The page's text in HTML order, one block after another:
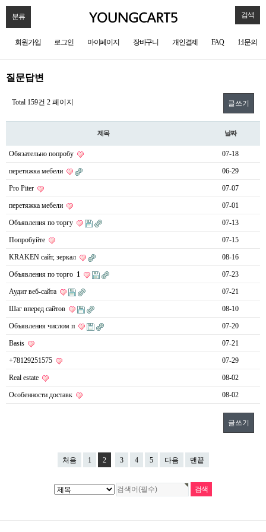
분류 검색
회원가입 로그인 마이페이지 장바구니 개인결제 FAQ 1:1문의
질문답변
Total 159건 2 페이지 글쓰기
제목 날짜
Обязательно попробу 07-18
перетяжка мебели 06-29
Pro Piter 07-07
перетяжка мебели 07-01
Объявления по торгу 07-13
Попробуйте 07-15
KRAKEN сайт, зеркал 08-16
Объявления по торго 1 07-23
Аудит веб-сайта 07-21
Шаг вперед сайтов 08-10
Объявления числом п 07-20
Basis 07-21
+78129251575 07-29
Real estate 08-02
Особенности доставк 08-02
글쓰기
처음 1 2 3 4 5 다음 맨끝